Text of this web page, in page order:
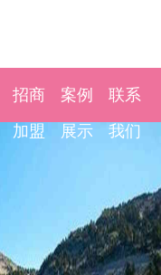
招商
加盟
案例
展示
联系
我们